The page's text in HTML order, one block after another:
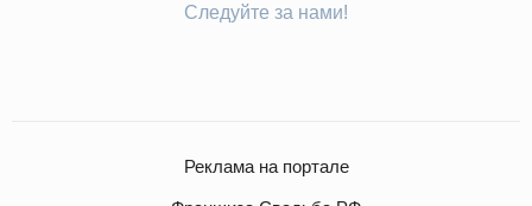
Следуйте за нами!
Реклама на портале